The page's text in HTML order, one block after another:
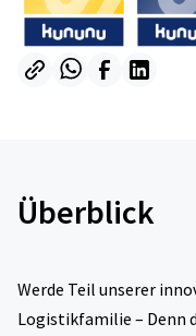
Überblick
Werde Teil unserer
Logistikfamilie – Denn